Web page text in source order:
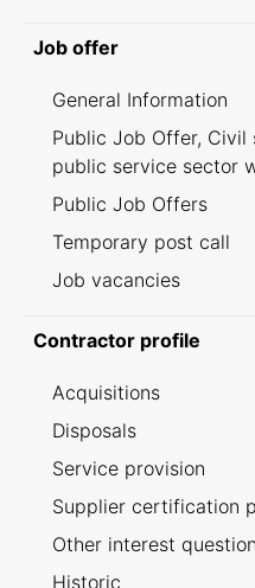
Job offer
General Information
Public Job Offer, Civil
public service sector
Public Job Offers
Temporary post call
Job vacancies
Contractor profile
Acquisitions
Disposals
Service provision
Supplier certification
Other interest
Historic